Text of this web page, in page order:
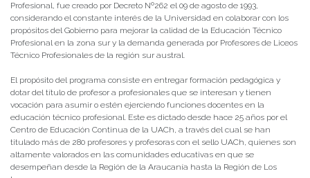
Profesional, fue creado por Decreto Nº262 el 09 de agosto de 1993,
considerando el constante interés de la Universidad en colaborar con los
propósitos del Gobierno para mejorar la calidad de la Educación Técnico
Profesional en la zona sur y la demanda generada por Profesores de Liceos
Técnico Profesionales de la región sur austral.
El propósito del programa consiste en entregar formación pedagógica y
dotar del título de profesor a profesionales que se interesan y tienen
vocación para asumir o estén ejerciendo funciones docentes en la
educación técnico profesional. Este es dictado desde hace 25 años por el
Centro de Educación Continua de la UACh, a través del cual se han
titulado más de 280 profesores y profesoras con el sello UACh, quienes son
altamente valorados en las comunidades educativas en que se
desempeñan desde la Región de la Araucanía hasta la Región de Los